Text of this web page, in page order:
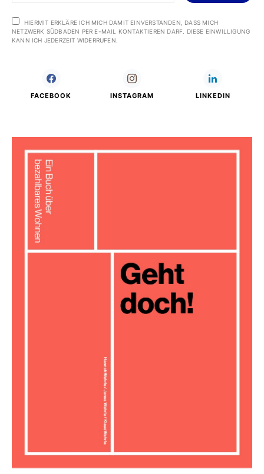
HIERMIT ERKLÄRE ICH MICH DAMIT EINVERSTANDEN, DASS MICH
NETZWERK SÜDBADEN PER E-MAIL KONTAKTIEREN DARF. DIESE EINWILLIGUNG
KANN ICH JEDERZEIT WIDERRUFEN.
FACEBOOK INSTAGRAM LINKEDIN